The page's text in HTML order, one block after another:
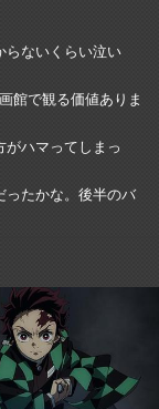
らないくらい泣い
館で観る価値ありま
がハマってしまっ
ったかな。後半のバ